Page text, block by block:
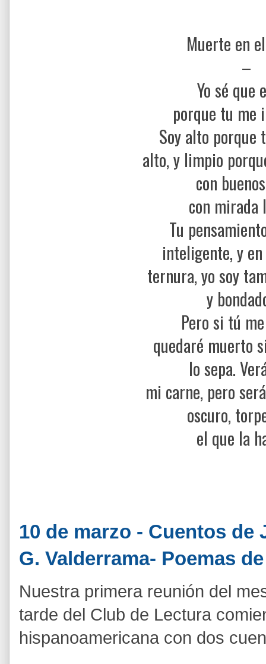
Muerte en
–
Yo sé que
porque tu me
Soy alto porque
alto, y limpio
con
con mirada
Tu
inteligente, y
ternura, yo soy
y
Pero si tú
quedaré muerto
lo sepa.
mi carne, pero
oscuro,
el que la
10 de marzo - Cuentos de
G. Valderrama- Poemas
Nuestra primera reunión del
tarde del Club de Lectura
hispanoamericana con dos